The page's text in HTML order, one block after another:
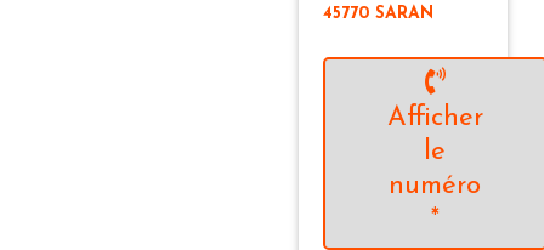
45770 SARAN
Afficher
le
numéro
*